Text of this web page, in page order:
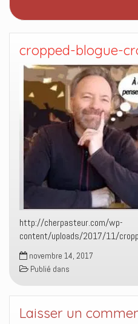
cropped-blogue-
http://cherpasteur.com/wp-
content/uploads/2017/11/
novembre 14, 2017
Publié dans
Laisser un